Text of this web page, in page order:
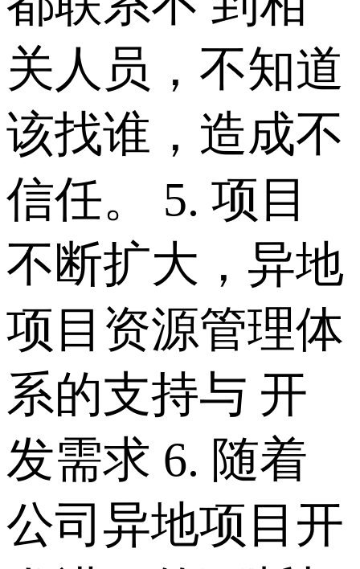
关人员，不知道
该找谁，造成不
信任。 5. 项目
不断扩大，异地
项目资源管理体
系的支持与 开
发需求 6. 随着
公司异地项目开